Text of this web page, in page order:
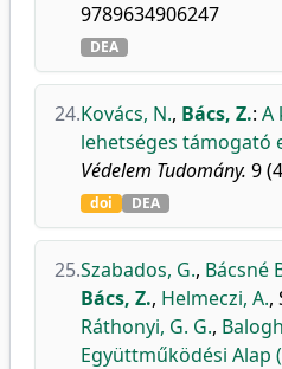
9789634906247
DEA
24.Kovács, N., Bács, Z.: A
lehetséges támogató
Védelem Tudomány. 9
doi DEA
25.Szabados, G., Bácsné
Bács, Z., Helmeczi, A.,
Ráthonyi, G. G.,
Együttműködési Alap